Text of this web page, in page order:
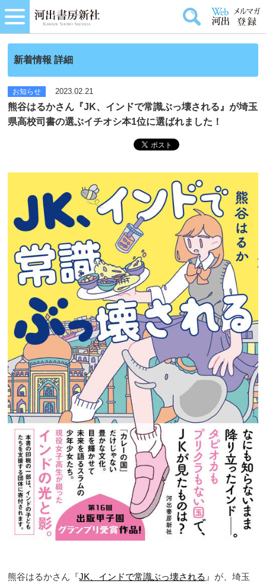
新着情報 詳細
お知らせ 2023.02.21
熊谷はるかさん『JK、インドで常識ぶっ壊される』が埼玉
県高校司書の選ぶイチオシ本1位に選ばれました！
熊谷はるかさん『JK、インドで常識ぶっ壊される 』が、埼玉